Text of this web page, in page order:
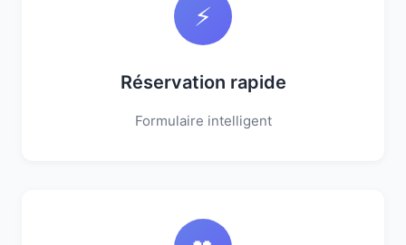
⚡
Réservation rapide
Formulaire intelligent